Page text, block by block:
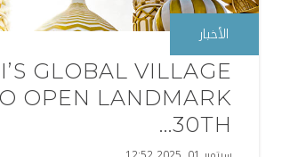
الأخبار
GLOBAL VILLAGE
OPEN LANDMARK
30TH...